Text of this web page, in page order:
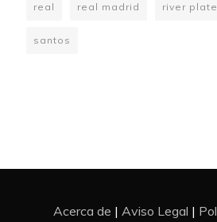
real real madrid river plate
santos
Acerca de | Aviso Legal |